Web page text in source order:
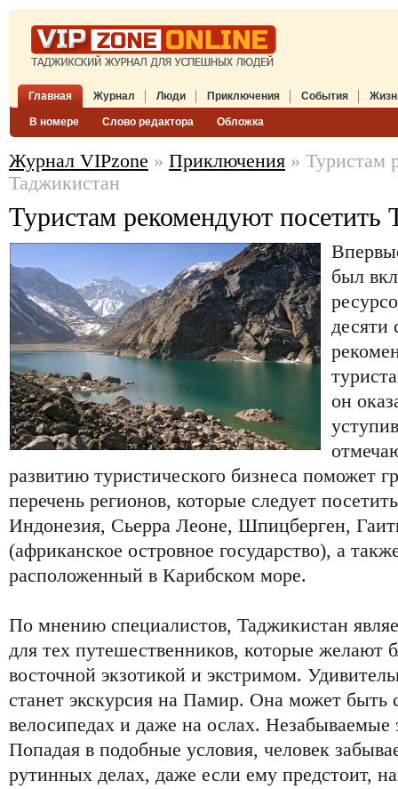
Главная Журнал
В номере Слово редактора Обложка
Люди Приключения События
Журнал VIPzone » Приключения » Туристам
Таджикистан
Туристам рекомендуют посетить
был
десяти
он
развитию туристического бизнеса поможет
перечень регионов, которые следует
Индонезия, Сьерра Леоне, Шпицберген,
(африканское островное государство), а
расположенный в Карибском море.
По мнению специалистов, Таджикистан
для тех путешественников, которые желают
восточной экзотикой и экстримом.
станет экскурсия на Памир. Она может быть
велосипедах и даже на ослах.
Попадая в подобные условия, человек
рутинных делах, даже если ему предстоит,